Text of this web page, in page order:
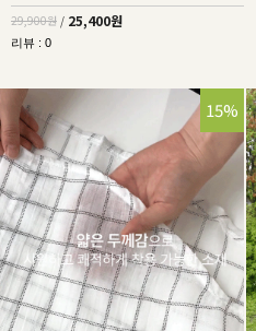
29,900원 / 25,400원
리뷰 : 0
15%